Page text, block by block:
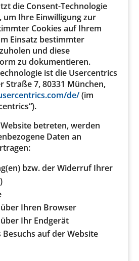
die Consent-Technologie
um Ihre Einwilligung zur
Cookies auf Ihrem
Einsatz bestimmter
und diese
zu dokumentieren.
ist die Usercentrics
Straße 7, 80331 München,
de/(im
betreten, werden
Daten an
bzw. der Widerruf Ihrer
Ihren Browser
Ihr Endgerät
auf der Website